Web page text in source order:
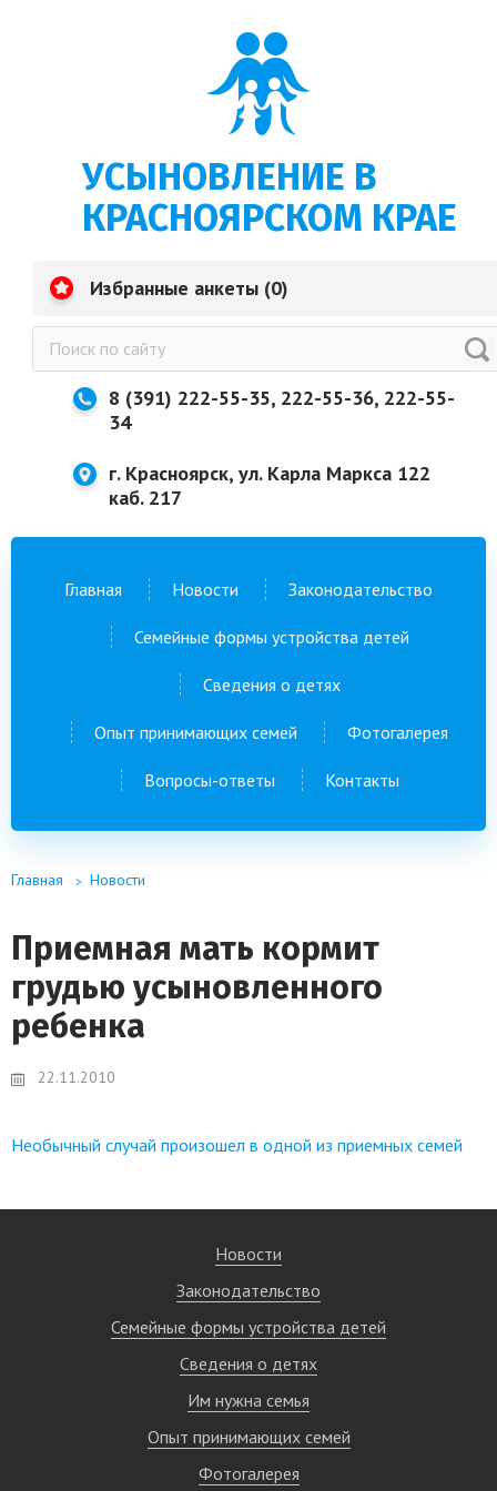
УСЫНОВЛЕНИЕ В
КРАСНОЯРСКОМ КРАЕ
Избранные анкеты (0)
8 (391) 222-55-35, 222-55-36, 222-55-
34
г. Красноярск, ул. Карла Маркса 122
каб. 217
Главная Новости Законодательство
Семейные формы устройства детей
Сведения о детях
Опыт принимающих семей Фотогалерея
Вопросы-ответы Контакты
Главная Новости
Приемная мать кормит
грудью усыновленного
ребенка
22.11.2010
Необычный случай произошел в одной из приемных семей
Новости
Законодательство
Семейные формы устройства детей
Сведения о детях
Им нужна семья
Опыт принимающих семей
Фотогалерея